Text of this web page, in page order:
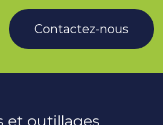
Contactez-nous
et outillages